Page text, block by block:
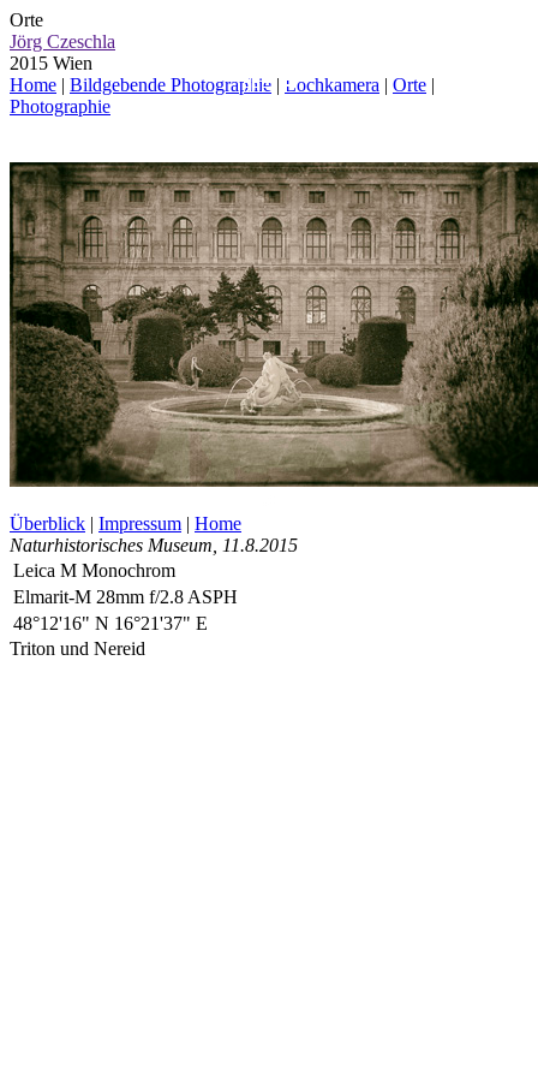
Orte
Jörg Czeschla
2015 Wien
Home | Bildgebende Photographie | Lochkamera | Orte |
Photographie
Überblick | Impressum | Home
Naturhistorisches Museum , 11.8.2015
Leica M Monochrom
Elmarit-M 28mm f/2.8 ASPH
48°12'16" N 16°21'37" E
Triton und Nereid